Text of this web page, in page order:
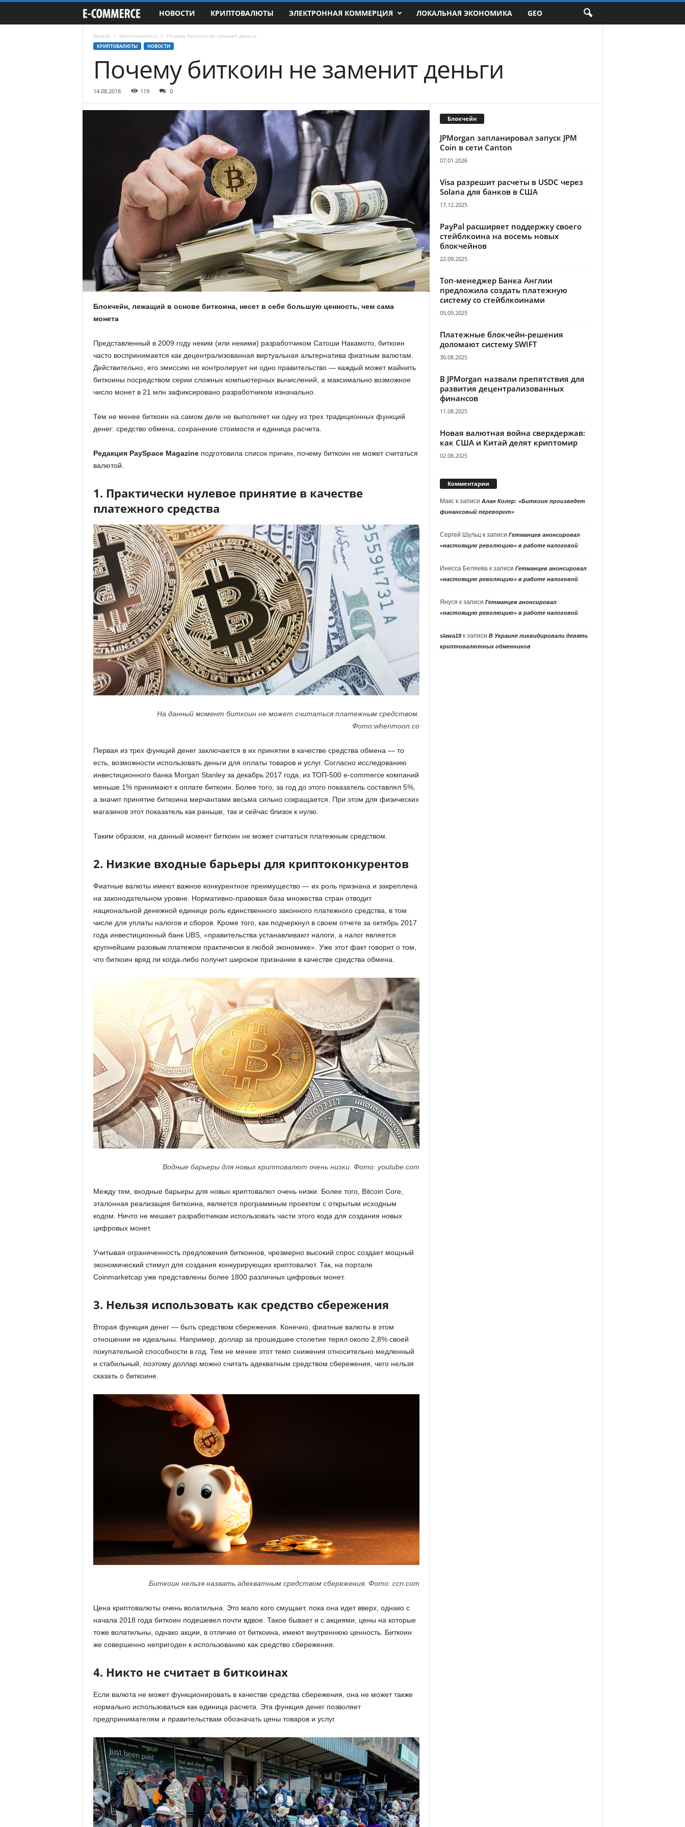
-
o
m
e
c
o
m
a
НОВОСТИ КРИПТОВАЛЮТЫ ЭЛЕКТРОННАЯ КОММЕРЦИЯ ЛОКАЛЬНАЯ ЭКОНОМИКА GEO
Домой Криптовалюты Почему биткоин не заменит деньги
КРИПТОВАЛЮТЫ НОВОСТИ
Почему биткоин не заменит деньги
14.08.2018 119 0
Блокчейн, лежащий в основе биткоина, несет в себе большую ценность, чем сама
монета
Представленный в 2009 году неким (или некими) разработчиком Сатоши Накамото, биткоин
часто воспринимается как децентрализованная виртуальная альтернатива фиатным валютам.
Действительно, его эмиссию не контролирует ни одно правительство — каждый может майнить
биткоины посредством серии сложных компьютерных вычислений, а максимально возможное
число монет в 21 млн зафиксировано разработчиком изначально.
Тем не менее биткоин на самом деле не выполняет ни одну из трех традиционных функций
денег: средство обмена, сохранение стоимости и единица расчета.
Редакция PaySpace Magazineподготовила список причин, почему биткоин не может считаться
валютой.
1. Практически нулевое принятие в качестве
платежного средства
На данный момент биткоин не может считаться платежным средством.
Фото:whenmoon.co
Первая из трех функций денег заключается в их принятии в качестве средства обмена — то
есть, возможности использовать деньги для оплаты товаров и услуг. Согласно исследованию
инвестиционного банка Morgan Stanley за декабрь 2017 года, из ТОП-500 e-commerce компаний
меньше 1% принимают к оплате биткоин. Более того, за год до этого показатель составлял 5%,
а значит принятие биткоина мерчантами весьма сильно сокращается. При этом для физических
магазинов этот показатель как раньше, так и сейчас близок к нулю.
Таким образом, на данный момент биткоин не может считаться платежным средством.
2. Низкие входные барьеры для криптоконкурентов
Фиатные валюты имеют важное конкурентное преимущество — их роль признана и закреплена
на законодательном уровне. Нормативно-правовая база множества стран отводит
национальной денежной единице роль единственного законного платежного средства, в том
числе для уплаты налогов и сборов. Кроме того, как подчеркнул в своем отчете за октябрь 2017
года инвестиционный банк UBS, «правительства устанавливают налоги, а налог является
крупнейшим разовым платежом практически в любой экономике». Уже этот факт говорит о том,
что биткоин вряд ли когда-либо получит широкое признание в качестве средства обмена.
Водные барьеры для новых криптовалют очень низки. Фото: youtube.com
Между тем, входные барьеры для новых криптовалют очень низки. Более того, Bitcoin Core,
эталонная реализация биткоина, является программным проектом с открытым исходным
кодом. Ничто не мешает разработчикам использовать части этого кода для создания новых
цифровых монет.
Учитывая ограниченность предложения биткоинов, чрезмерно высокий спрос создает мощный
экономический стимул для создания конкурирующих криптовалют. Так, на портале
Coinmarketcap уже представлены более 1800 различных цифровых монет.
3. Нельзя использовать как средство сбережения
Вторая функция денег — быть средством сбережения. Конечно, фиатные валюты в этом
отношении не идеальны. Например, доллар за прошедшее столетие терял около 2,8% своей
покупательной способности в год. Тем не менее этот темп снижения относительно медленный
и стабильный, поэтому доллар можно считать адекватным средством сбережения, чего нельзя
сказать о биткоине.
Биткоин нельзя назвать адекватным средством сбережения. Фото: ccn.com
Цена криптовалюты очень волатильна. Это мало кого смущает, пока она идет вверх, однако с
начала 2018 года биткоин подешевел почти вдвое. Такое бывает и с акциями, цены на которые
тоже волатильны, однако акции, в отличие от биткоина, имеют внутреннюю ценность. Биткоин
же совершенно непригоден к использованию как средство сбережения.
4. Никто не считает в биткоинах
Если валюта не может функционировать в качестве средства сбережения, она не может также
нормально использоваться как единица расчета. Эта функция денег позволяет
предпринимателям и правительствам обозначать цены товаров и услуг.
Блокчейн
JPMorgan запланировал запуск JPM
Coin в сети Canton
07.01.2026
Visa разрешит расчеты в USDC через
Solana для банков в США
17.12.2025
PayPal расширяет поддержку своего
стейблкоина на восемь новых
блокчейнов
22.09.2025
Топ-менеджер Банка Англии
предложила создать платежную
систему со стейблкоинами
05.09.2025
Платежные блокчейн-решения
доломают систему SWIFT
30.08.2025
В JPMorgan назвали препятствия для
развития децентрализованных
финансов
11.08.2025
Новая валютная война сверхдержав:
как США и Китай делят криптомир
02.08.2025
Комментарии
Макск записи Алан Колер: «Биткоин произведет
финансовый переворот»
Сергей Шульцк записи Гетманцев анонсировал
«настоящую революцию» в работе налоговой
Инесса Беляевак записи Гетманцев анонсировал
«настоящую революцию» в работе налоговой
Януся к записи Гетманцев анонсировал
«настоящую революцию» в работе налоговой
slawa19к записи В Украине ликвидировали девять
криптовалютных обменников